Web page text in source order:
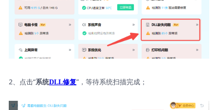
2、点击“系统DLL修复”，等待系统扫描完成；